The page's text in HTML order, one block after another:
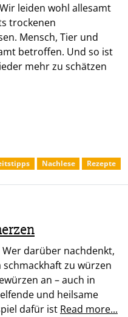
leiden wohl allesamt
trockenen
Mensch, Tier und
betroffen. Und so ist
mehr zu schätzen
Nachlese Rezepte
darüber nachdenkt,
zu würzen
an – auch in
und heilsame
dafür ist Read more...